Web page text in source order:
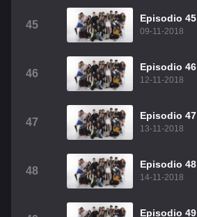
45
Episodio 45
09-11-2018
46
Episodio 46
12-11-2018
47
Episodio 47
13-11-2018
48
Episodio 48
14-11-2018
Episodio 49